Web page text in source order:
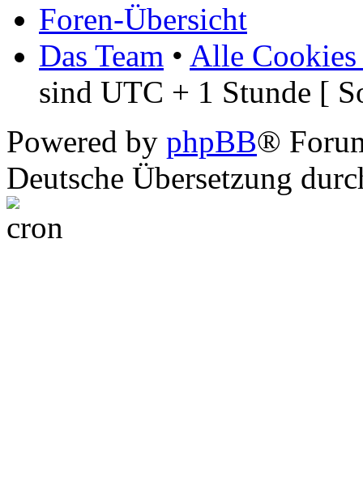
Foren-Übersicht
Das Team • Alle Cookies
sind UTC + 1 Stunde [
Powered by phpBB®
Deutsche Übersetzung